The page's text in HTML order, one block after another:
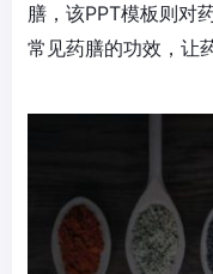
膳，该PPT模板则对
常见药膳的功效，让